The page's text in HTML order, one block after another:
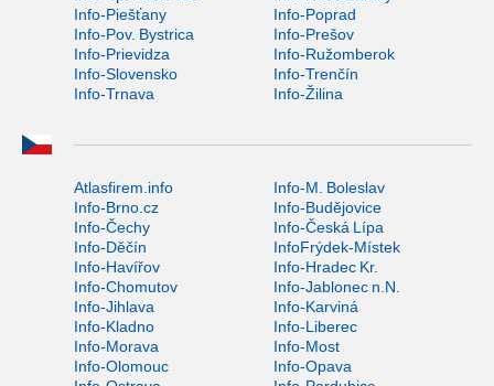
Info-Piešťany
Info-Poprad
Info-Pov. Bystrica
Info-Prešov
Info-Prievidza
Info-Ružomberok
Info-Slovensko
Info-Trenčín
Info-Trnava
Info-Žilina
Atlasfirem.info
Info-M. Boleslav
Info-Brno.cz
Info-Budějovice
Info-Čechy
Info-Česká Lípa
Info-Děčín
InfoFrýdek-Místek
Info-Havířov
Info-Hradec Kr.
Info-Chomutov
Info-Jablonec n.N.
Info-Jihlava
Info-Karviná
Info-Kladno
Info-Liberec
Info-Morava
Info-Most
Info-Olomouc
Info-Opava